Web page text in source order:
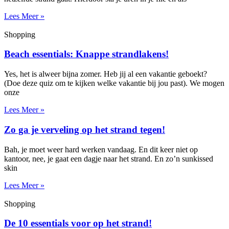
Lees Meer »
Shopping
Beach essentials: Knappe strandlakens!
Yes, het is alweer bijna zomer. Heb jij al een vakantie geboekt?
(Doe deze quiz om te kijken welke vakantie bij jou past). We mogen
onze
Lees Meer »
Zo ga je verveling op het strand tegen!
Bah, je moet weer hard werken vandaag. En dit keer niet op
kantoor, nee, je gaat een dagje naar het strand. En zo’n sunkissed
skin
Lees Meer »
Shopping
De 10 essentials voor op het strand!